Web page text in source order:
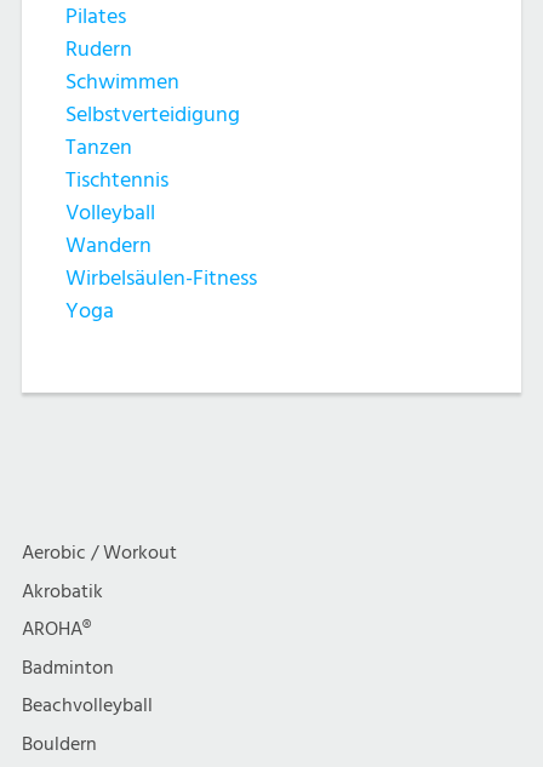
Pilates
Rudern
Schwimmen
Selbstverteidigung
Tanzen
Tischtennis
Volleyball
Wandern
Wirbelsäulen-Fitness
Yoga
Aerobic / Workout
Akrobatik
AROHA®
Badminton
Beachvolleyball
Bouldern